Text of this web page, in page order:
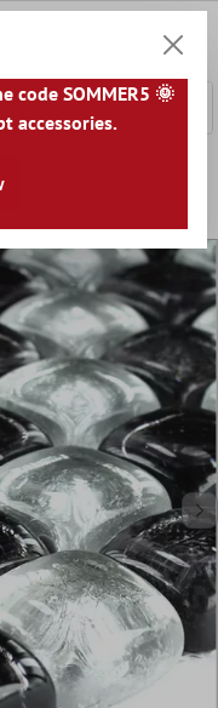
Rocks Sort
code SOMMER5 🌞
accessories.